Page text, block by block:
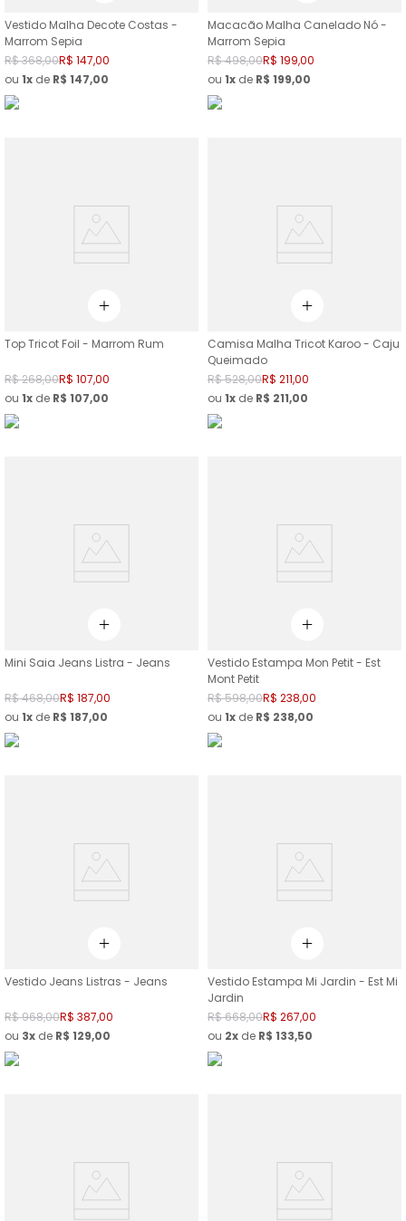
Vestido Malha Decote Costas -
Marrom Sepia
R$368,00R$ 147,00
ou 1 de R$ 147,00
Macacão Malha Canelado Nó -
Marrom Sepia
R$498,00R$ 199,00
ou 1 de R$ 199,00
Top Tricot Foil - Marrom Rum
R$268,00R$ 107,00
ou 1 de R$ 107,00
Camisa Malha Tricot Karoo - Caju
Queimado
R$528,00R$ 211,00
ou 1 de R$ 211,00
Mini Saia Jeans Listra - Jeans
R$468,00R$ 187,00
ou 1 de R$ 187,00
Vestido Estampa Mon Petit - Est
Mont Petit
R$598,00R$ 238,00
ou 1 de R$ 238,00
Vestido Jeans Listras - Jeans
R$968,00R$ 387,00
ou 3 de R$ 129,00
Vestido Estampa Mi Jardin - Est Mi
Jardin
R$668,00R$ 267,00
ou 2 de R$ 133,50